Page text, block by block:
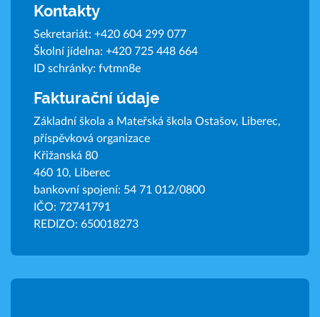
Kontakty
Sekretariát: +420 604 299 077
Školní jídelna: +420 725 448 664
ID schránky: fvtmn8e
Fakturační údaje
Základní škola a Mateřská škola Ostašov, Liberec,
příspěvková organizace
Křižanská 80
460 10, Liberec
bankovní spojení: 54 71 012/0800
IČO: 72741791
REDIZO: 650018273